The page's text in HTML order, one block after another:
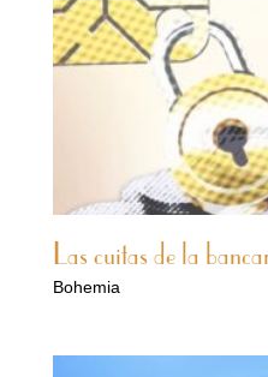
Las cuitas de la
Bohemia